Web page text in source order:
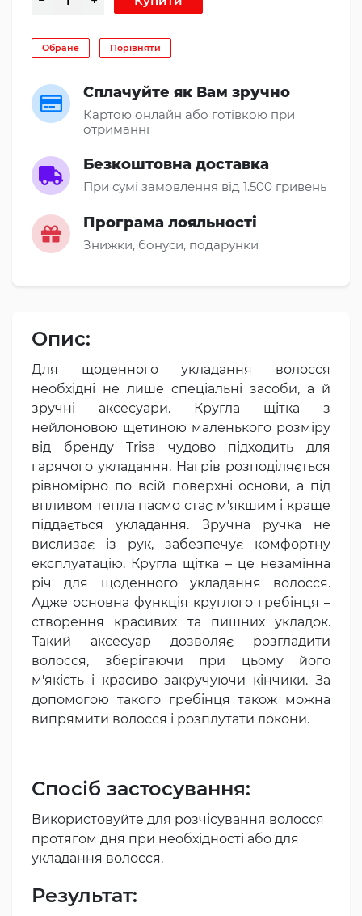
Обране Порівняти
Сплачуйте як Вам зручно
Картою онлайн або готівкою при
отриманні
Безкоштовна доставка
При сумі замовлення від 1.500 гривень
Програма лояльності
Знижки, бонуси, подарунки
Опис:
Для щоденного укладання волосся
необхідні не лише спеціальні засоби, а й
зручні аксесуари. Кругла щітка з
нейлоновою щетиною маленького розміру
від бренду Trisa чудово підходить для
гарячого укладання. Нагрів розподіляється
рівномірно по всій поверхні основи, а під
впливом тепла пасмо стає м'якшим і краще
піддається укладання. Зручна ручка не
вислизає із рук, забезпечує комфортну
експлуатацію. Кругла щітка – це незамінна
річ для щоденного укладання волосся.
Адже основна функція круглого гребінця –
створення красивих та пишних укладок.
Такий аксесуар дозволяє розгладити
волосся, зберігаючи при цьому його
м'якість і красиво закручуючи кінчики. За
допомогою такого гребінця також можна
випрямити волосся і розплутати локони.
Спосіб застосування:
Використовуйте для розчісування волосся
протягом дня при необхідності або для
укладання волосся.
Результат: